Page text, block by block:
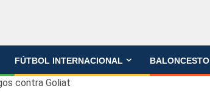
FÚTBOL INTERNACIONAL BALONCESTO
contra Goliat